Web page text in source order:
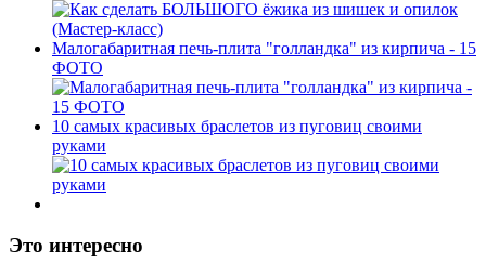
Малогабаритная печь-плита "голландка" из кирпича - 15
ФОТО
10 самых красивых браслетов из пуговиц своими
руками
Это интересно